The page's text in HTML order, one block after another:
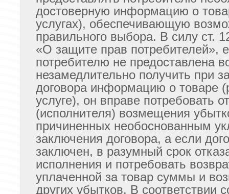
достоверную информацию о
услугах), обеспечивающую
правильного выбора. В силу ст.
«О защите прав потребителей»,
потребителю не предоставлена
незамедлительно получить при
договора информацию о товаре
услуге), он вправе потребовать
(исполнителя) возмещения
причиненных необоснованным
заключения договора, а если
заключен, в разумный срок
исполнения и потребовать
уплаченной за товар суммы и
других убытков. В соответствии